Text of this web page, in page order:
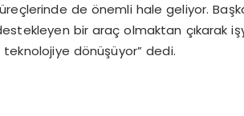
de önemli hale geliyor.
bir araç olmaktan çıkarak
teknolojiye dönüşüyor” dedi.